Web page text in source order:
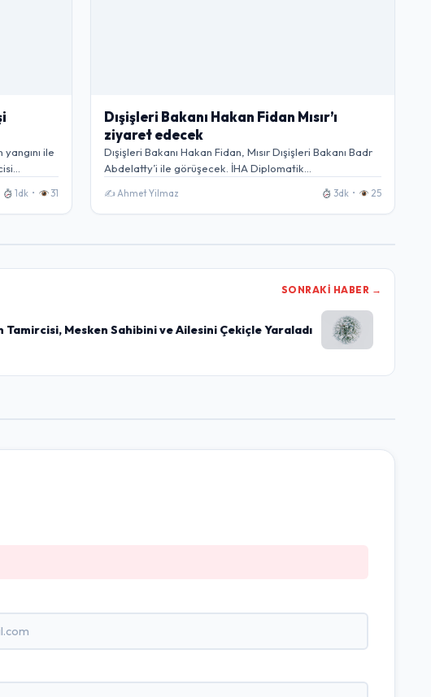
ile
1dk • 31
Dışişleri Bakanı Hakan Fidan Mısır’ı
ziyaret edecek
Dışişleri Bakanı Hakan Fidan, Mısır Dışişleri Bakanı Badr
Abdelatty’i ile görüşecek. İHA Diplomatik
✍️ Ahmet Yilmaz 3dk • 25
SONRAKI HABER →
Tamircisi, Mesken Sahibini ve Ailesini Çekiçle Yaraladı